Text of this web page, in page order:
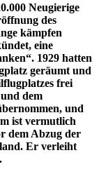
Neugierige
des
kämpfen
eine
1929 hatten
geräumt und
frei
dem
und
ist vermutlich
dem Abzug der
Er verleiht